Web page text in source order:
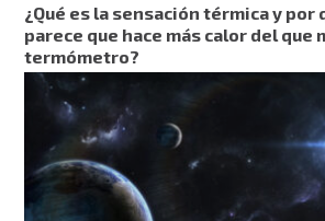
¿Qué es la sensación térmica y por
parece que hace más calor del que
termómetro?